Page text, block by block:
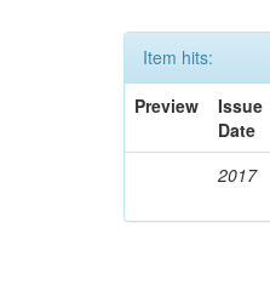
Item hits:
Preview
Issue
Date
2017